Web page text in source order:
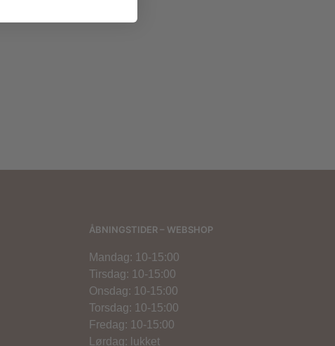
ÅBNINGSTIDER – WEBSHOP
Mandag: 10-15:00
Tirsdag: 10-15:00
Onsdag: 10-15:00
Torsdag: 10-15:00
Fredag: 10-15:00
Lørdag: lukket